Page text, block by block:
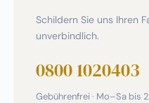
Schildern Sie uns Ihren
unverbindlich.
0800 1020403
Gebührenfrei · Mo–Sa bis